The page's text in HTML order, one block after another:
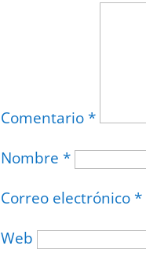
Comentario *
Nombre *
Correo electrónico *
Web